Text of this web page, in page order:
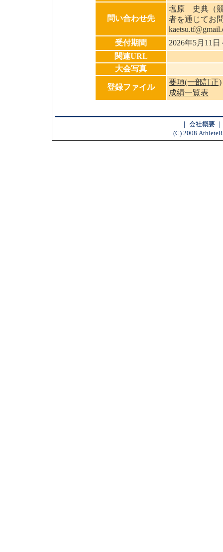
問い合わせ先
塩原 史典（競
者を通じてお
受付期間
2026年5月11日
関連URL
大会写真
登録ファイル
要項(一部訂正)
成績一覧表
｜ 会社概要
(C) 2008